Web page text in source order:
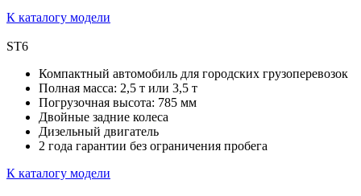
К каталогу модели
ST6
Компактный автомобиль для городских грузоперевозок
Полная масса: 2,5 т или 3,5 т
Погрузочная высота: 785 мм
Двойные задние колеса
Дизельный двигатель
2 года гарантии без ограничения пробега
К каталогу модели